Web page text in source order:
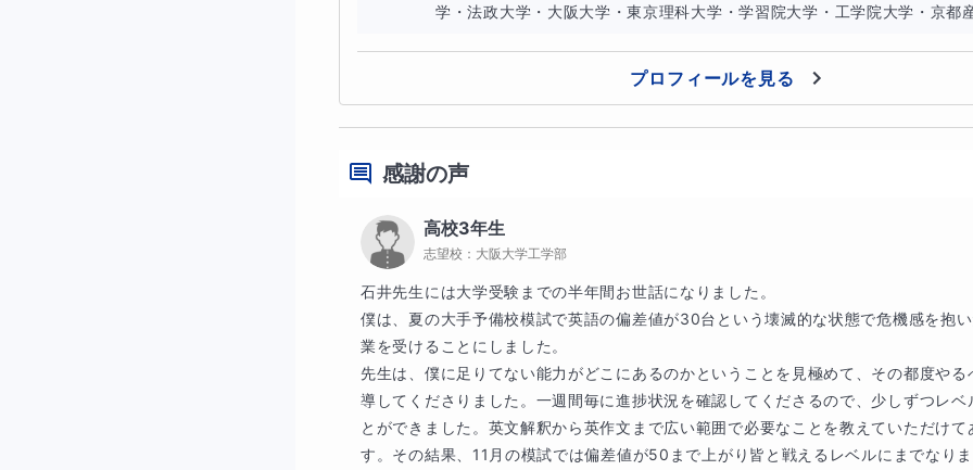
授業はZOOMなどのオンラインツールを使って行います。
解説や講義はiPadの画面で描いたものを共有してお見せします。
学・法政大学・大阪大学・東京理科大学・学習院大学・工学院大学・京都
プロフィールを見る
感謝の声
高校3年生
志望校： 大阪大学工学部
石井先生には大学受験までの半年間お世話になりました。
僕は、夏の大手予備校模試で英語の偏差値が30台という壊滅的な状態で危機感を抱
業を受けることにしました。
先生は、僕に足りてない能力がどこにあるのかということを見極めて、その都度やる
導してくださりました。一週間毎に進捗状況を確認してくださるので、少しずつレベ
とができました。英文解釈から英作文まで広い範囲で必要なことを教えていただけ
す。その結果、11月の模試では偏差値が50まで上がり皆と戦えるレベルにまでなりま